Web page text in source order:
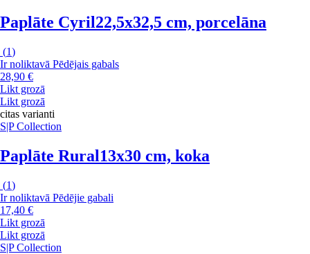
Paplāte Cyril22,5x32,5 cm, porcelāna
(1)
Ir noliktavā Pēdējais gabals
28,90 €
Likt grozā
Likt grozā
citas varianti
S|P Collection
Paplāte Rural13x30 cm, koka
(1)
Ir noliktavā Pēdējie gabali
17,40 €
Likt grozā
Likt grozā
S|P Collection